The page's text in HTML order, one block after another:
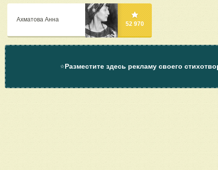
Ахматова Анна
52 970
⭐Разместите здесь рекламу своего